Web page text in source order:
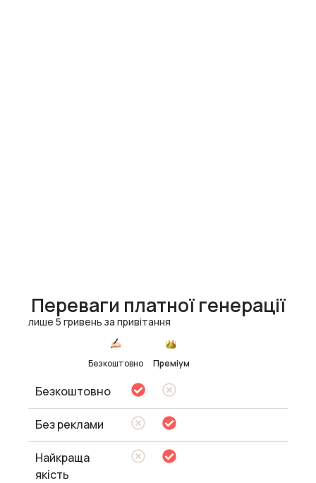
Переваги платної генерації
лише 5 гривень за привітання
Безкоштовно Преміум
Безкоштовно
Без реклами
Найкраща
якість